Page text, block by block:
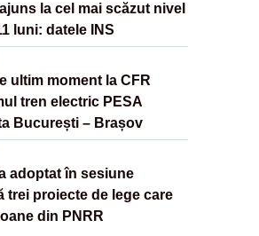
la cel mai scăzut nivel
luni: datele INS
ultim moment la CFR
tren electric PESA
București – Brașov
adoptat în sesiune
trei proiecte de lege care
din PNRR